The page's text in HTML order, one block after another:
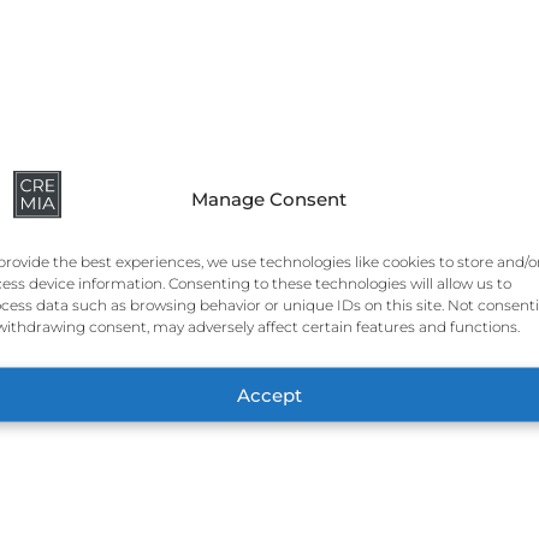
Manage Consent
the best experiences, we use technologies like cookies to store and/
device information. Consenting to these technologies will allow us to
data such as browsing behavior or unique IDs on this site. Not
consent, may adversely affect certain features and functions.
Accept